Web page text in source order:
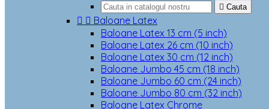
 Cauta
  Baloane Latex
Baloane Latex 13 cm (5 inch)
Baloane Latex 26 cm (10 inch)
Baloane Latex 30 cm (12 inch)
Baloane Jumbo 45 cm (18 inch)
Baloane Jumbo 60 cm (24 inch)
Baloane Jumbo 80 cm (32 inch)
Baloane Latex Chrome